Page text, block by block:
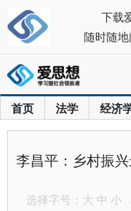
首页 法学 经济
李昌平：乡村振
选择字号： 大 中 小
下载
随时随